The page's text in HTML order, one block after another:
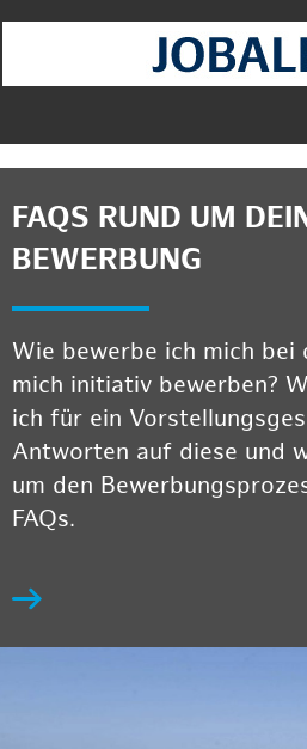
FAQS RUND UM
BEWERBUNG
Wie bewerbe ich mich bei
mich initiativ bewerben?
ich für ein
Antworten auf diese und
um den
FAQs.